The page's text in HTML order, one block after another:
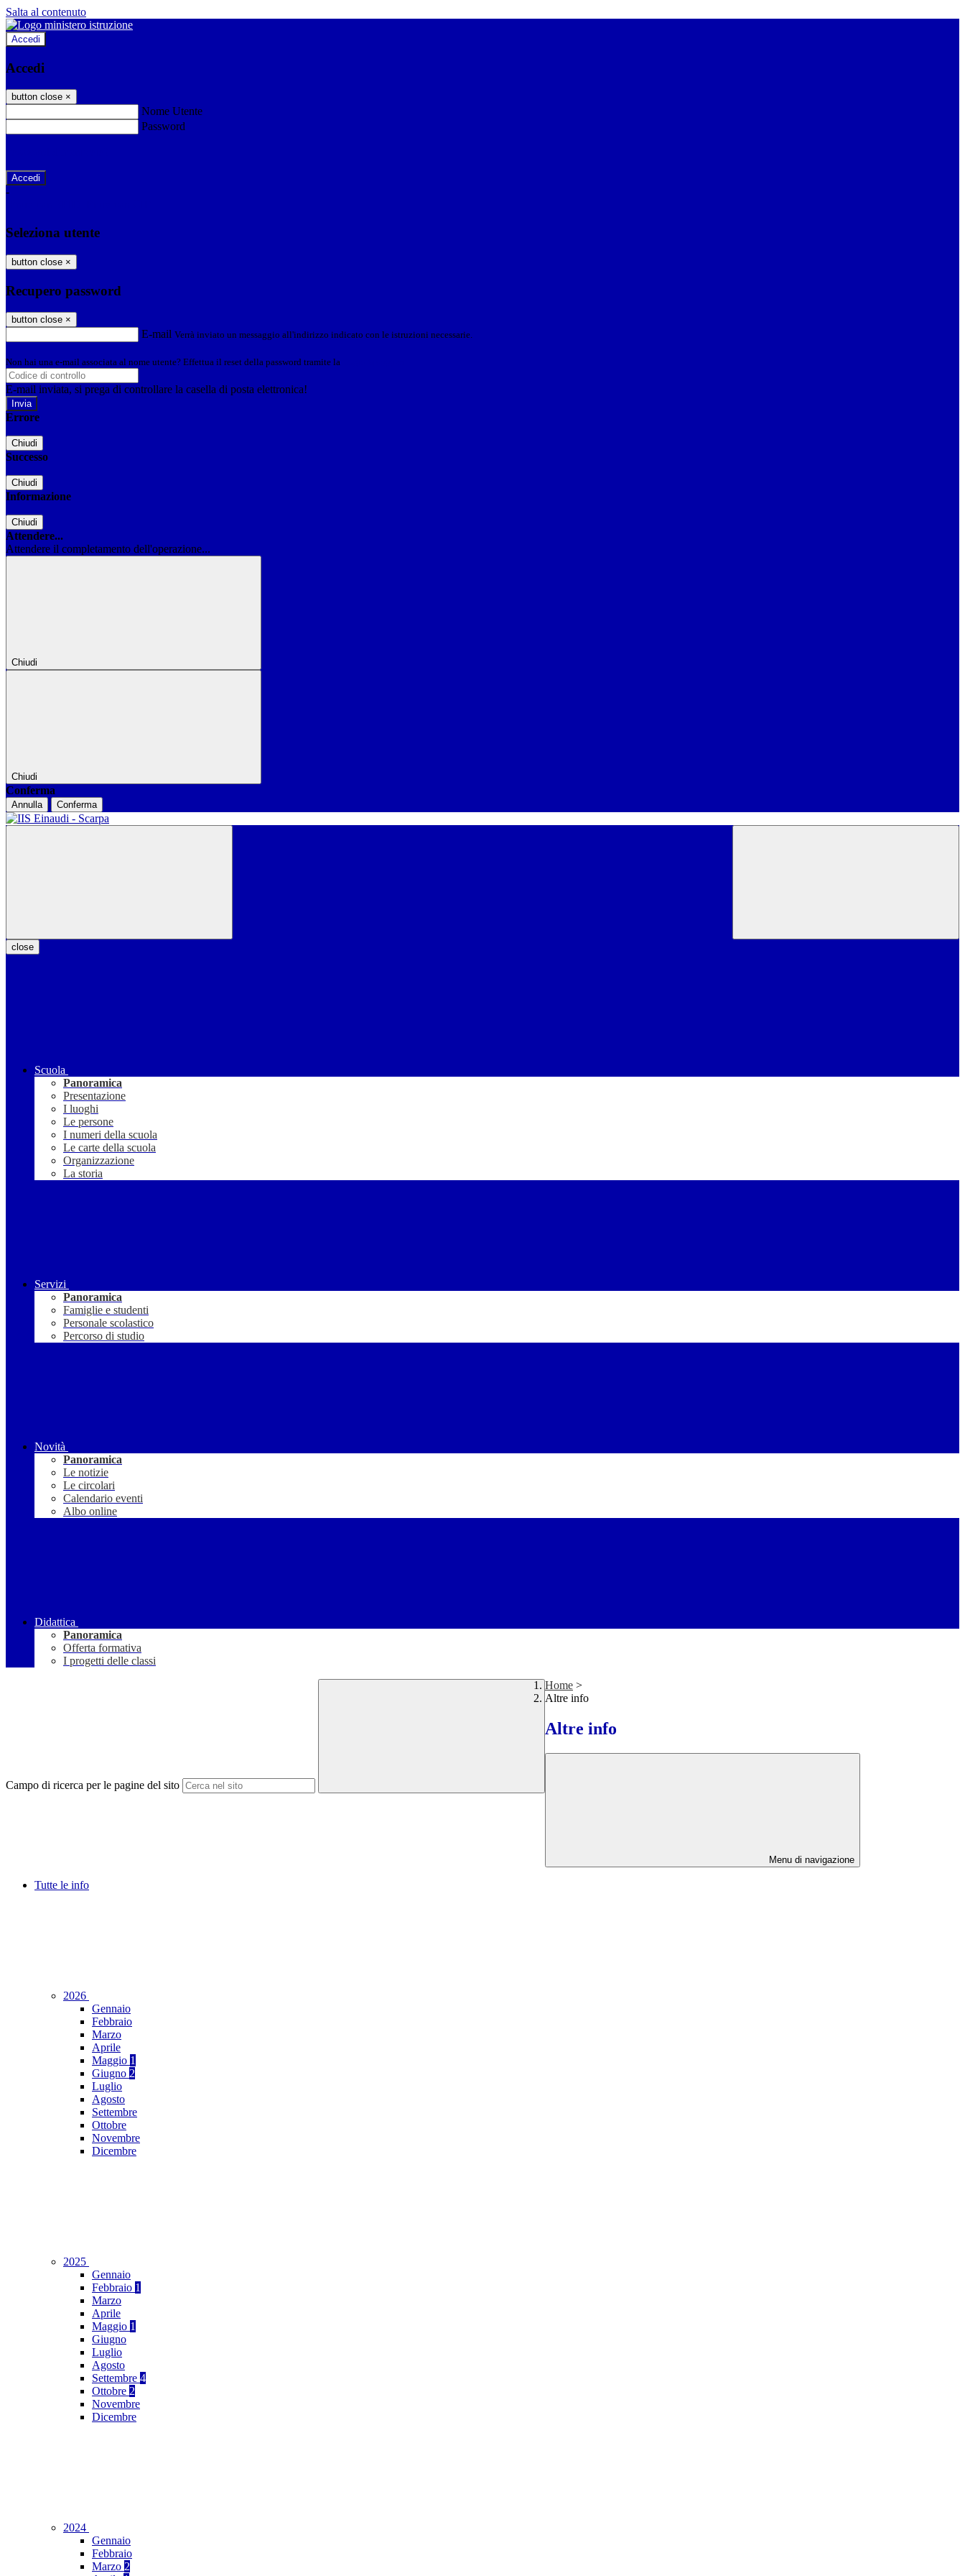
Salta al contenuto
Accedi
Accedi
button close ×
Nome Utente
Password
-
Seleziona utente
button close ×
Recupero password
button close ×
E-mail Verrà inviato un messaggio all'indirizzo indicato con le istruzioni necessarie.
Non hai una e-mail associata al nome utente? Effettua il reset della password tramite la
E-mail inviata, si prega di controllare la casella di posta elettronica!
Errore
Chiudi
Successo
Chiudi
Informazione
Chiudi
Attendere...
Attendere il completamento dell'operazione...
Chiudi
Chiudi
Conferma
Annulla Conferma
close
Scuola
Panoramica
Presentazione
I luoghi
Le persone
I numeri della scuola
Le carte della scuola
Organizzazione
La storia
Servizi
Panoramica
Famiglie e studenti
Personale scolastico
Percorso di studio
Novità
Panoramica
Le notizie
Le circolari
Calendario eventi
Albo online
Didattica
Panoramica
Offerta formativa
I progetti delle classi
Campo di ricerca per le pagine del sito
Home >
Altre info
Altre info
Menu di navigazione
Tutte le info
2026
Gennaio
Febbraio
Marzo
Aprile
Maggio 1
Giugno 2
Luglio
Agosto
Settembre
Ottobre
Novembre
Dicembre
2025
Gennaio
Febbraio 1
Marzo
Aprile
Maggio 1
Giugno
Luglio
Agosto
Settembre 4
Ottobre 2
Novembre
Dicembre
2024
Gennaio
Febbraio
Marzo 2